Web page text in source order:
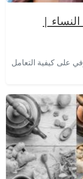
النساء |
على كيفية التعامل